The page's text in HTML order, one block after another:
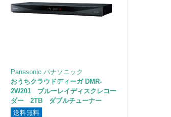
Panasonic パナソニック
おうちクラウドディーガ DMR-
2W201 ブルーレイディスクレコー
ダー 2TB ダブルチューナー
送料無料